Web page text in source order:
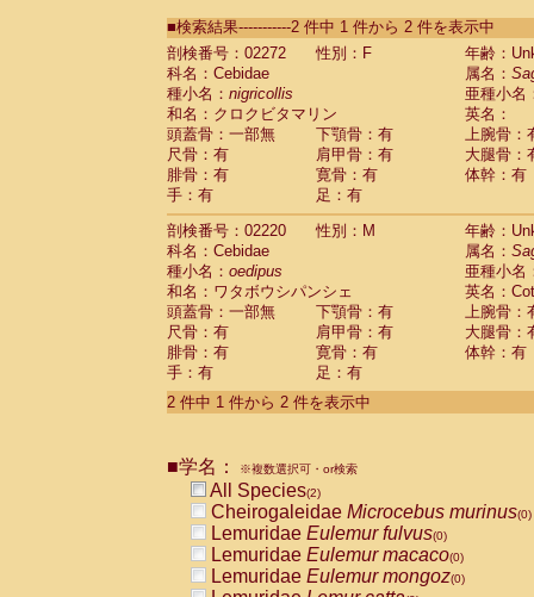
CebidaeSaguinus labiatus(0)
Cebidae Saguinus leucopus (0)
Cebidae
CebidaeSaguinus mystax
CebidaeSaguinus nigricollis (1)
Cebidae Saguinus oedipus
Cebidae Saguinus weddelli
Cebidae Saguinusspp.
Cebidae Aotus trivirgatus
Cebidae Cebus albifrons
Cebidae
Cebidae
CebidaeCebus nigrivittatus
Cebidae Cebusspp.(0)
Cebidae Saimiri boliviensis
Cebidae Saimiri sciureus
Atelidae Alouatta caraya
AtelidaeAlouatta fusca
AtelidaeAlouatta seniculus
AtelidaeAteles belzebuth
AtelidaeAteles geoffroyi
AtelidaeAteles paniscus(0)
AtelidaeAtelesspp. (0)
AtelidaeLagothrix lagothricha
AtelidaeLagothrix lagothricha cana
PitheciidaeCacajao calvus
■検索結果-----------2 件中 1 件から 2 件を表示中
剖検番号：02272
性別：F
年齢：
科名：Cebidae
属名：
種小名： nigricollis
亜種小名
和名：クロクビタマリン
英名：
頭蓋骨：一部無
下顎骨：有
上腕骨：
尺骨：有
肩甲骨：有
大腿骨：
腓骨：有
寛骨：有
体幹：有
手：有
足：有
剖検番号：02220
性別：M
年齢：
科名：Cebidae
属名：
種小名： oedipus
亜種小名
和名：ワタボウシパンシェ
英名：
頭蓋骨：一部無
下顎骨：有
上腕骨：
尺骨：有
肩甲骨：有
大腿骨：
腓骨：有
寛骨：有
体幹：有
手：有
足：有
2 件中 1 件から 2 件を表示中
■学名： ※複数選択可・or検索
All Species(2)
Cheirogaleidae Microcebus murinus(0)
Lemuridae Eulemur fulvus(0)
Lemuridae Eulemur macaco(0)
Lemuridae Eulemur mongoz(0)